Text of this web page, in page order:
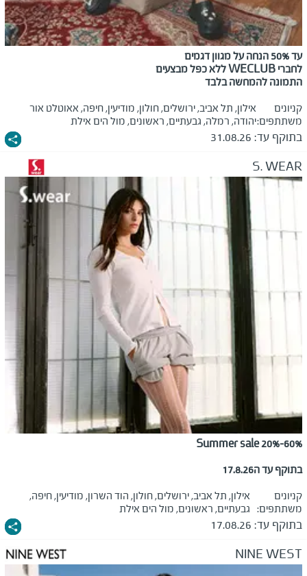
עד 50% הנחה על מגוון דגמים
לחברי WECLUBללא כפל מבצעים
התמונה להמחשה בלבד
קניונים
משתתפים:
אילון, תל אביב, ירושלים, חולון, מודיעין, חיפה, אאוטלט אור
יהודה, רמלה, גבעתיים, ראשונים, מול הים אילת
בתוקף עד: 31.08.26
S. WEAR
Summer sale 20%-60%
בתוקף עד ה17.8.26
קניונים
משתתפים:
אילון, תל אביב, ירושלים, חולון, הוד השרון, מודיעין, חיפה,
גבעתיים, ראשונים, מול הים אילת
בתוקף עד: 17.08.26
NINE WEST